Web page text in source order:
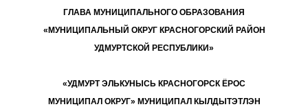
ГЛАВА МУНИЦИПАЛЬНОГО ОБРАЗОВАНИЯ
«МУНИЦИПАЛЬНЫЙ ОКРУГ КРАСНОГОРСКИЙ РАЙОН
УДМУРТСКОЙ РЕСПУБЛИКИ»
«УДМУРТ ЭЛЬКУНЫСЬ КРАСНОГОРСК ЁРОС
МУНИЦИПАЛ ОКРУГ» МУНИЦИПАЛ КЫЛДЫТЭТЛЭН